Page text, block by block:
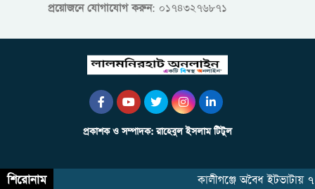
প্রয়োজনে যোগাযোগ করুন: ০১৭৪৩২৭৬৮৭১
প্রকাশক ও সম্পাদক: রাহেবুল ইসলাম টিটুল
শিরোনাম কালীগঞ্জে অবৈধ ইটভাটায় ৭